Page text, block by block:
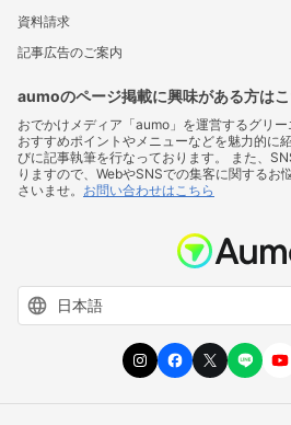
資料請求
記事広告のご案内
aumoのページ掲載に興味がある方は
おでかけメディア「aumo」を運営するグリ
おすすめポイントやメニューなどを魅力的に
びに記事執筆を行なっております。 また、
りますので、WebやSNSでの集客に関するお
さいませ。 お問い合わせはこちら